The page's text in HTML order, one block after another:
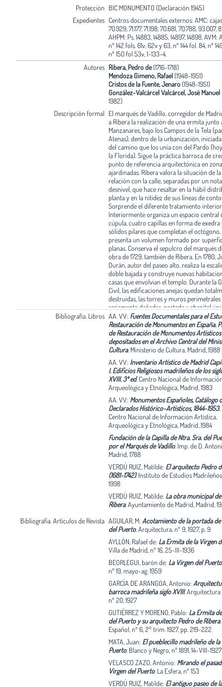
Protección BIC MONUMENTO (Declaración 1945)
Expedientes Centros documentales externos: AMC: cajas
70.929, 71.177, 71.198, 70.681, 70.788, 93.007,
AHPM: Ps. 14883, 14885, 14897, 14898. AVM:
nº 142 fols. 61v, 62v y 63, nº 144 fol. 84, nº
nº 150 fol 53v, 1-133-4.
Autores Ribera, Pedro de(1716-1718)
Mendoza Gimeno, Rafael(1948-1951)
Cristos de la Fuente, Jenaro(1948-1951)
González-Valcárcel Valcárcel, José Manuel
1982)
Descripción formal El marqués de Vadillo, corregidor de
a Ribera la realización de una ermita junto
Manzanares, bajo los Campos de la Tela
Atenas), dentro de la urbanización, iniciada
del camino que los unía con del Pardo
la Florida). Sigue la práctica barroca de
punto de referencia arquitectónica en
ajardinadas. Ribera valora la situación de
relación con la calle, separadas por un
desnivel, que hace resaltar en la hábil
planta y en la nitidez de sus líneas de
Sorprende el diferente tratamiento
Interiormente organiza un espacio central
cúpula, cuatro capillas en forma de
sólidos pilares que completan el
presenta un volumen formado por
planas. Conserva el sepulcro del marqués
obra de 1729, también de Ribera. En 1780,
Durán, autor del paseo alto, realiza la
doble bajada y construye nuevas
casas que envolvían el templo. Durante la
Civil, las edificaciones anejas quedan
destruidas, las torres y muros perimetrales
seriamente dañadas, portada y chapitel
sufren daños parciales. En 1948 se aprueba
proyecto de restauración de Mendoza y
respetando la concepción original de
reemplazan los pabellones adosados por
cuerpos laterales de nueva fábrica
cabecera que alberga el camarín. Entre las
de 1950 y 1980, por la Dirección General de
Artes se llevan a cabo diversas obras de
y conservación bajo la dirección de su
conservador José Manuel González-
Bibliografía. Libros AA. VV: Fuentes Documentales para el
Restauración de Monumentos en España.
de Restauración de Monumentos Artísticos
depositados en el Archivo Central del
Cultura. Ministerio de Cultura, Madrid, 1988
AA. VV: Inventario Artístico de Madrid
I. Edificios Religiosos madrileños de los
XVIII. 3ª ed. Centro Nacional de
Arqueológica y Etnológica, Madrid, 1983
AA. VV: Monumentos Españoles, Catálogo
Declarados Histórico-Artísticos, 1844-1953.
Centro Nacional de Información Artística,
Arqueológica y Etnológica, Madrid, 1984
Fundación de la Capilla de Ntra. Sra. del
por el Marqués de Vadillo. Imp. de D.
Madrid, 1788
VERDÚ RUIZ, Matilde: El arquitecto Pedro
(1681-1742). Instituto de Estudios
1998
VERDÚ RUIZ, Matilde: La obra municipal
Ribera. Ayuntamiento de Madrid, Madrid,
Bibliografía. Artículos de Revista AGUILAR, M: Acotamiento de la portada de
del Puerto. Arquitectura, nº 9, 1927, p. 9
AYLLÓN, Rafael de: La Ermita de la Virgen
Villa de Madrid, nº 16, 25-III-1936
BEORLEGUI, barón de: La Virgen del Puerto
nº 19, mayo-ag. 1959
GARCÍA DE ARANGOA, Antonio:
barroca madrileña siglo XVIII.Arquitectura
nº 20, 1927
GUTIÉRREZ Y MORENO, Pablo: La Ermita
del Puerto y su arquitecto Pedro de Ribera.
Español, nº 6, 2° trim. 1927, pp. 219-222
MATA, Juan: El pueblecillo madrileño de la
Puerto. Blanco y Negro, nº 1891, 14-VIII-1927
VELASCO ZAZO, Antonio: Mirando el
Virgen del Puerto. La Esfera, nº 153
VERDÚ RUIZ, Matilde: El antiguo paseo de